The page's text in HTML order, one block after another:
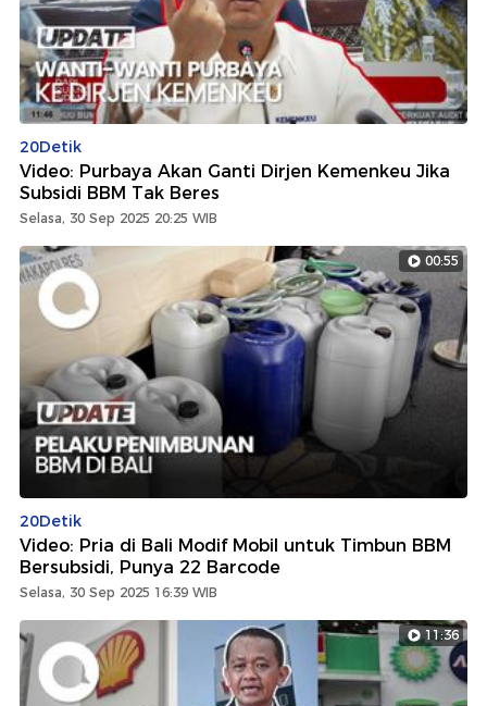
20Detik
Video: Purbaya Akan Ganti Dirjen Kemenkeu Jika
Subsidi BBM Tak Beres
Selasa, 30 Sep 2025 20:25 WIB
00:55
20Detik
Video: Pria di Bali Modif Mobil untuk Timbun BBM
Bersubsidi, Punya 22 Barcode
Selasa, 30 Sep 2025 16:39 WIB
11:36